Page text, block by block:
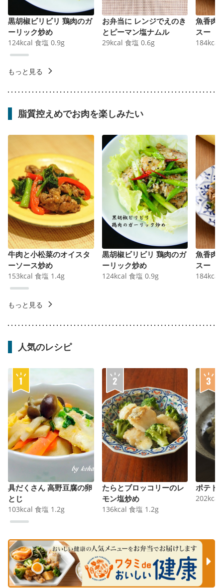
黒胡椒ビリビリ 鶏肉のガ
ーリック炒め
124kcal 食塩 0.9g
お弁当に レンジでえのき
とピーマン塩ナムル
29kcal 食塩 0.6g
魚香肉
スー
184kcal
もっと見る
脂質控えめでお肉を楽しみたい
牛肉と小松菜のオイスタ
ーソース炒め
153kcal 食塩 1.4g
黒胡椒ビリビリ 鶏肉のガ
ーリック炒め
124kcal 食塩 0.9g
魚香肉
スー
184kcal
もっと見る
人気のレシピ
具だくさん 高野豆腐の卵
とじ
103kcal 食塩 1.2g
たらとブロッコリーのレ
モン塩炒め
136kcal 食塩 1.2g
ポテト
202kcal